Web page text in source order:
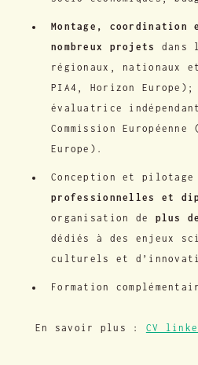
Montage, coordination
nombreux projets
dans
régionaux, nationaux
PIA4, Horizon Europe);
évaluatrice
Commission Européenne
Europe).
Conception et
professionnelles et
organisation de plus
dédiés à des enjeux
culturels et
Formation
En savoir plus : CV